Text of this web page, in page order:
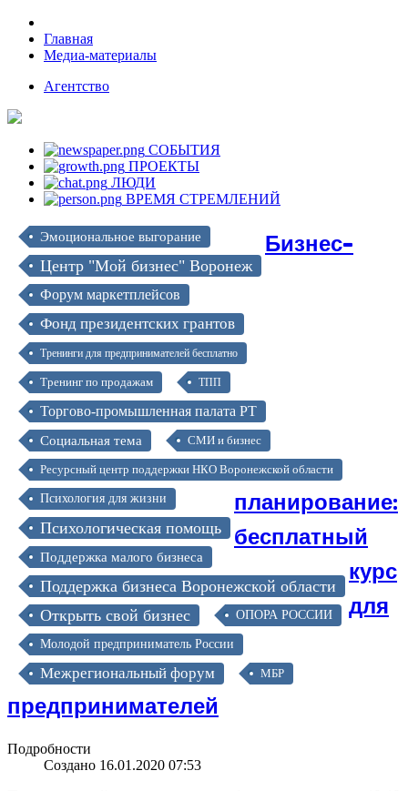
Главная
Медиа-материалы
Агентство
СОБЫТИЯ
ПРОЕКТЫ
ЛЮДИ
ВРЕМЯ СТРЕМЛЕНИЙ
Эмоциональное выгорание
Центр "Мой бизнес" Воронеж
Форум маркетплейсов
Фонд президентских грантов
Тренинги для предпринимателей бесплатно
Тренинг по продажам ТПП
Торгово-промышленная палата РТ
Социальная тема СМИ и бизнес
Ресурсный центр поддержки НКО Воронежской области
Психология для жизни
Психологическая помощь
Поддержка малого бизнеса
Поддержка бизнеса Воронежской области
Открыть свой бизнес
ОПОРА РОССИИ
Молодой предприниматель России
Межрегиональный форум МБР
Бизнес-
планирование:
бесплатный
курс
для
предпринимателей
Подробности
Создано 16.01.2020 07:53